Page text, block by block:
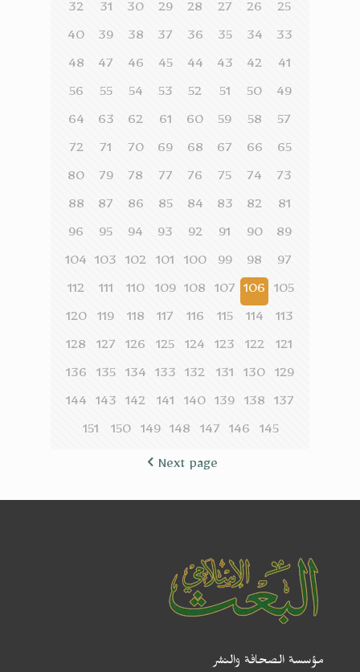
25
26
27
28
29
30
31
32
33
34
35
36
37
38
39
40
41
42
43
44
45
46
47
48
49
50
51
52
53
54
55
56
57
58
59
60
61
62
63
64
65
66
67
68
69
70
71
72
73
74
75
76
77
78
79
80
81
82
83
84
85
86
87
88
89
90
91
92
93
94
95
96
97
98
99
100
101
102
103
104
105
106
107
108
109
110
111
112
113
114
115
116
117
118
119
120
121
122
123
124
125
126
127
128
129
130
131
132
133
134
135
136
137
138
139
140
141
142
143
144
145
146
147
148
149
150
151
Next page
مؤسسة الصحافة والنشر